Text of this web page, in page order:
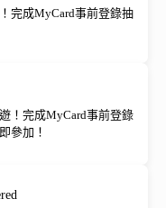
完成MyCard事前登錄抽
！完成MyCard事前登錄
參加！